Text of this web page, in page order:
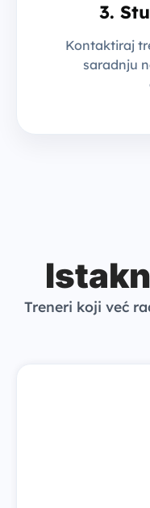
3.
Kontaktiraj
saradnju
Treneri koji već